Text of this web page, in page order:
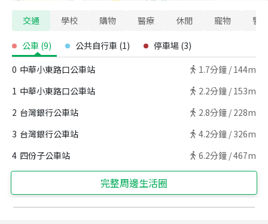
交通 學校 購物 醫療 休閒 寵物 警
公車 (9) 公共自行車 (1) 停車場 (3)
0 中華小東路口公車站 1.7分鐘 / 144m
1 中華小東路口公車站 2.2分鐘 / 153m
2 台灣銀行公車站 2.8分鐘 / 228m
3 台灣銀行公車站 4.2分鐘 / 326m
4 四份子公車站 6.2分鐘 /467m
完整周邊生活圈